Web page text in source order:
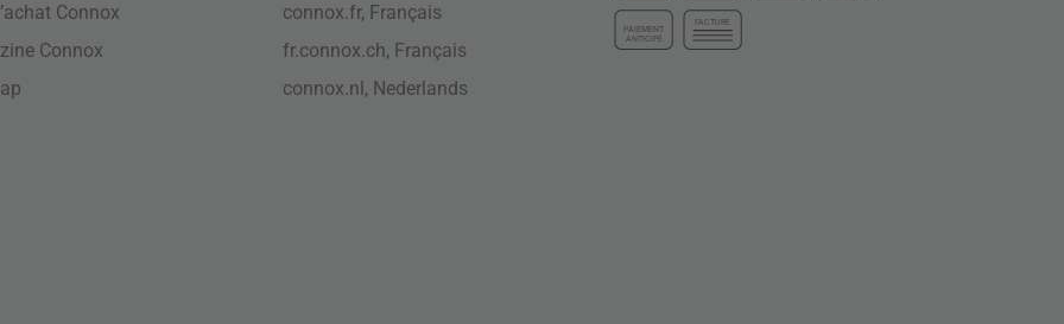
Connox
Connox
connox.fr, Français
fr.connox.ch, Français
connox.nl, Nederlands
PAIEMENT
ANTICIPÉ
FACTURE